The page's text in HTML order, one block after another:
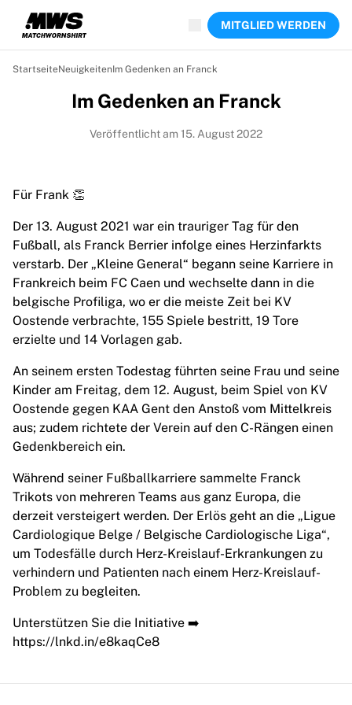
Highlights
Weltmeisterschaftsauktionen
Legend-Kollektion
Tour de France
Alle laufenden Auktionen
Gerade eingestellt
Produkte
Getragene Trikots
Signierte Trikots
Torschützen
Debüttrikots
Gerahmte Trikots
Fußball
Highlights
Weltmeisterschaftsauktionen
Legend-Kollektion
MLS
Alle Fußball-Artikel anzeigen
England
Norwegen
Vereinigte Staaten
Paris Saint-
FC Bayern München
View all Teams
Top Leagues
Premier League
La Liga
Ligue 1
MITGLIED WERDEN
StartseiteNeuigkeitenIm Gedenken an Franck
Im Gedenken an Franck
Veröffentlicht am 15. August 2022
Für Frank 👏
Der 13. August 2021 war ein trauriger Tag für den
Fußball, als Franck Berrier infolge eines Herzinfarkts
verstarb. Der „Kleine General“ begann seine Karriere in
Frankreich beim FC Caen und wechselte dann in die
belgische Profiliga, wo er die meiste Zeit bei KV
Oostende verbrachte, 155 Spiele bestritt, 19 Tore
erzielte und 14 Vorlagen gab.
An seinem ersten Todestag führten seine Frau und seine
Kinder am Freitag, dem 12. August, beim Spiel von KV
Oostende gegen KAA Gent den Anstoß vom Mittelkreis
aus; zudem richtete der Verein auf den C-Rängen einen
Gedenkbereich ein.
Während seiner Fußballkarriere sammelte Franck
Trikots von mehreren Teams aus ganz Europa, die
derzeit versteigert werden. Der Erlös geht an die „Ligue
Cardiologique Belge / Belgische Cardiologische Liga“,
um Todesfälle durch Herz-Kreislauf-Erkrankungen zu
verhindern und Patienten nach einem Herz-Kreislauf-
Problem zu begleiten.
Unterstützen Sie die Initiative ➡️
https://lnkd.in/e8kaqCe8